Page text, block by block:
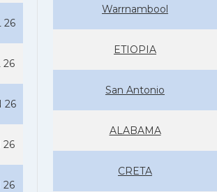
26
26
26
26
26
Warrnambool
ETIOPIA
San Antonio
ALABAMA
CRETA